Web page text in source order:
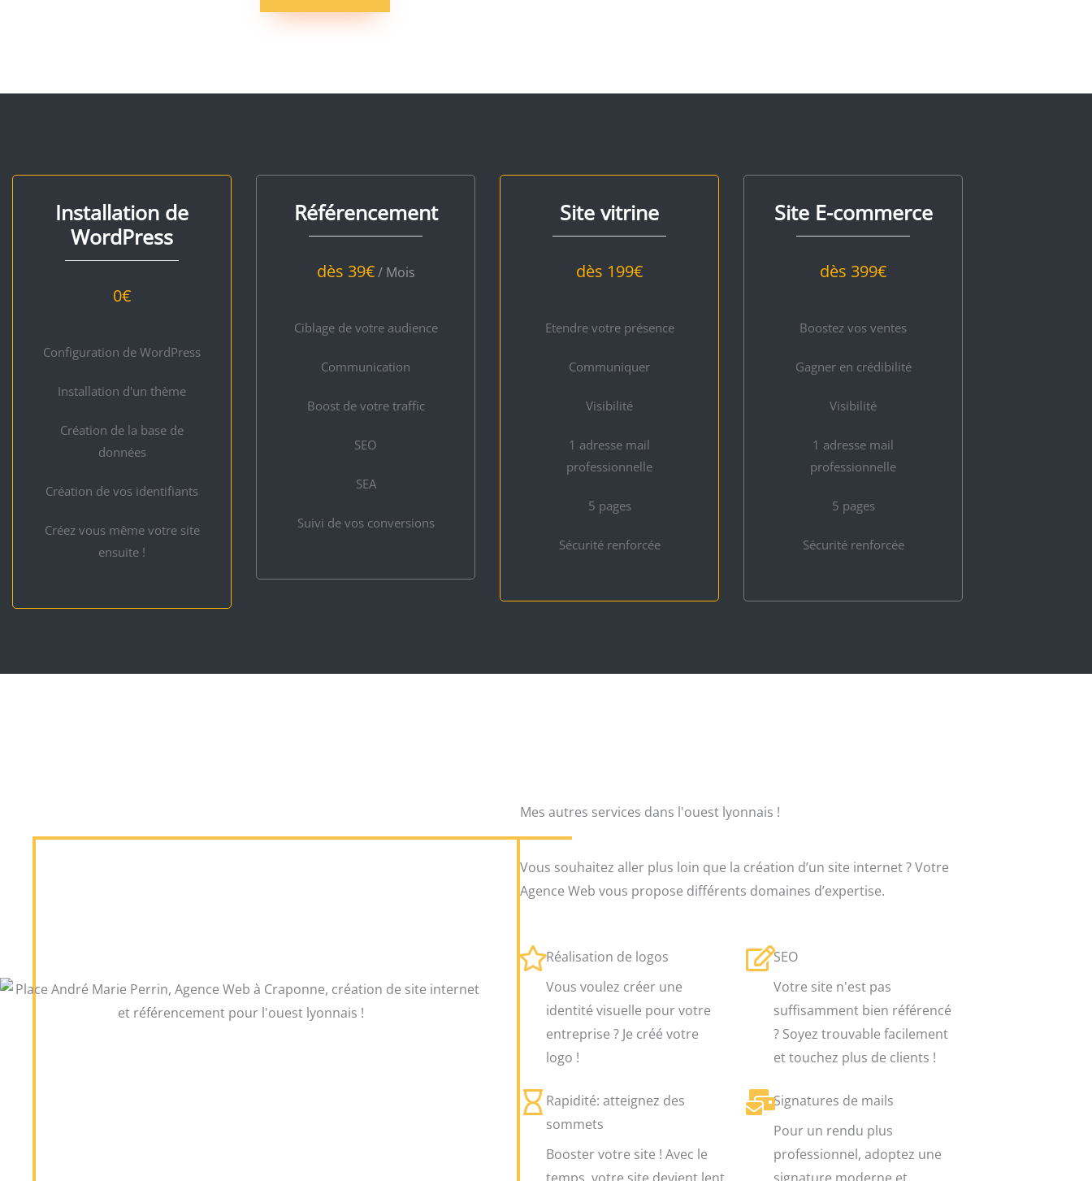
Installation de
WordPress
0€
Configuration de WordPress
Installation d'un thème
Création de la base de
données
Création de vos identifiants
Créez vous même votre site
ensuite !
Référencement
dès 39€ / Mois
Ciblage de votre audience
Communication
Boost de votre traffic
SEO
SEA
Suivi de vos conversions
Site vitrine
dès 199€
Etendre votre présence
Communiquer
Visibilité
1 adresse mail
professionnelle
5 pages
Sécurité renforcée
Site E-commerce
dès 399€
Boostez vos ventes
Gagner en crédibilité
Visibilité
1 adresse mail
professionnelle
5 pages
Sécurité renforcée
Mes autres services dans l'ouest lyonnais !
Vous souhaitez aller plus loin que la création d’un site internet ? Votre
Agence Web vous propose différents domaines d’expertise.
Réalisation de logos
Vous voulez créer une
identité visuelle pour votre
entreprise ? Je créé votre
logo !
Rapidité: atteignez des
sommets
Booster votre site ! Avec le
SEO
Votre site n'est pas
suffisamment bien référencé
? Soyez trouvable facilement
et touchez plus de clients !
Signatures de mails
Pour un rendu plus
professionnel, adoptez une